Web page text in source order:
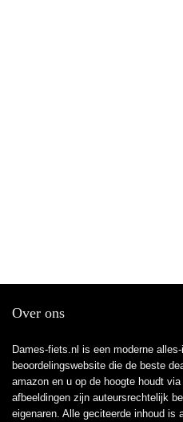
Over ons
Dames-fiets.nl is een moderne
beoordelingswebsite die de beste
amazon en u op de hoogte houdt
afbeeldingen zijn auteursrechtelijk
eigenaren. Alle geciteerde inhoud is